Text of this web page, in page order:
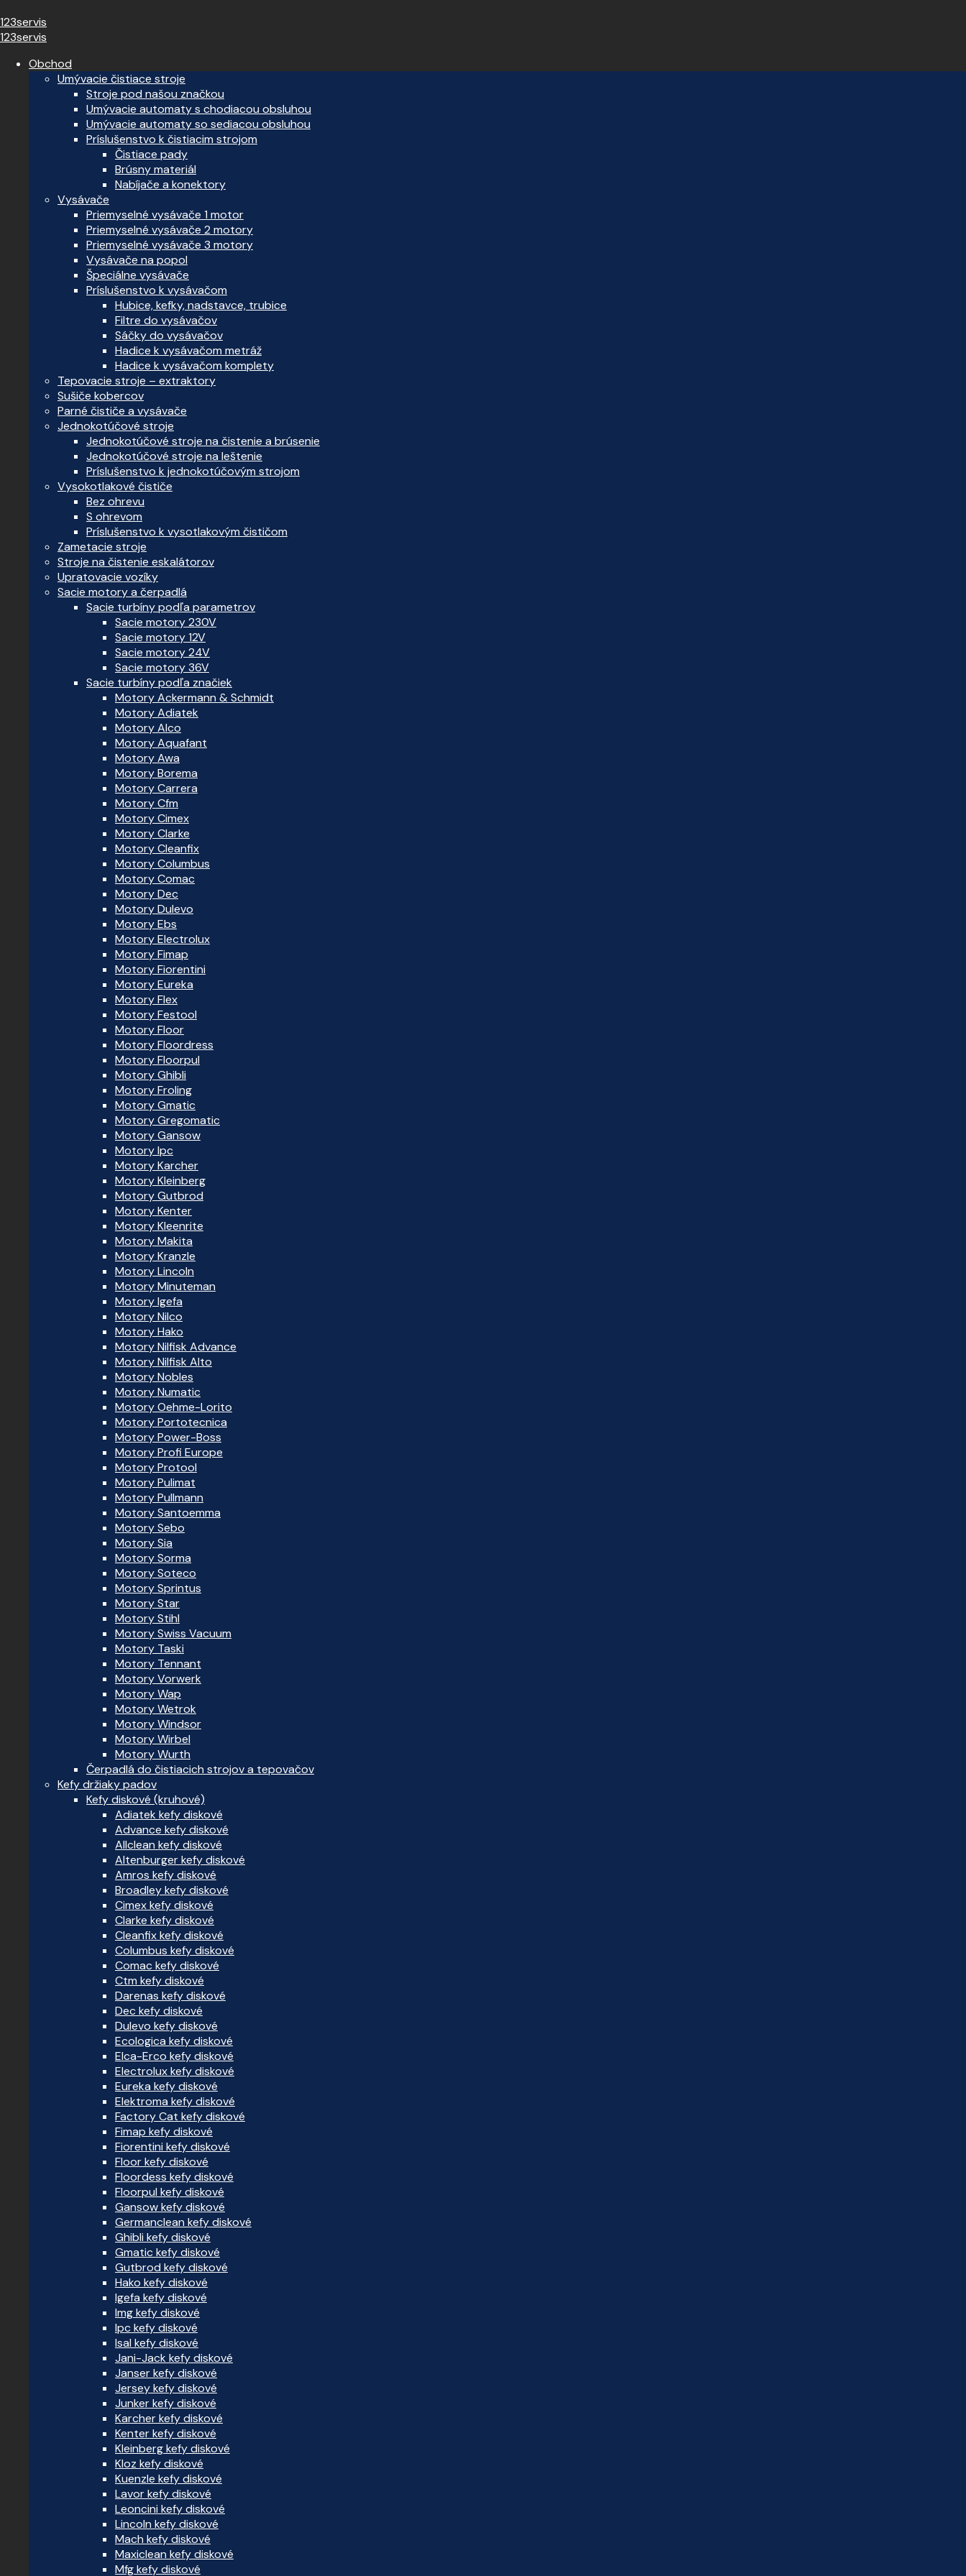
123servis
123servis
Obchod
Umývacie čistiace stroje
Stroje pod našou značkou
Umývacie automaty s chodiacou obsluhou
Umývacie automaty so sediacou obsluhou
Príslušenstvo k čistiacim strojom
Čistiace pady
Brúsny materiál
Nabíjače a konektory
Vysávače
Priemyselné vysávače 1 motor
Priemyselné vysávače 2 motory
Priemyselné vysávače 3 motory
Vysávače na popol
Špeciálne vysávače
Príslušenstvo k vysávačom
Hubice, kefky, nadstavce, trubice
Filtre do vysávačov
Sáčky do vysávačov
Hadice k vysávačom metráž
Hadice k vysávačom komplety
Tepovacie stroje – extraktory
Sušiče kobercov
Parné čističe a vysávače
Jednokotúčové stroje
Jednokotúčové stroje na čistenie a brúsenie
Jednokotúčové stroje na leštenie
Príslušenstvo k jednokotúčovým strojom
Vysokotlakové čističe
Bez ohrevu
S ohrevom
Príslušenstvo k vysotlakovým čističom
Zametacie stroje
Stroje na čistenie eskalátorov
Upratovacie vozíky
Sacie motory a čerpadlá
Sacie turbíny podľa parametrov
Sacie motory 230V
Sacie motory 12V
Sacie motory 24V
Sacie motory 36V
Sacie turbíny podľa značiek
Motory Ackermann & Schmidt
Motory Adiatek
Motory Alco
Motory Aquafant
Motory Awa
Motory Borema
Motory Carrera
Motory Cfm
Motory Cimex
Motory Clarke
Motory Cleanfix
Motory Columbus
Motory Comac
Motory Dec
Motory Dulevo
Motory Ebs
Motory Electrolux
Motory Fimap
Motory Fiorentini
Motory Eureka
Motory Flex
Motory Festool
Motory Floor
Motory Floordress
Motory Floorpul
Motory Ghibli
Motory Froling
Motory Gmatic
Motory Gregomatic
Motory Gansow
Motory Ipc
Motory Karcher
Motory Kleinberg
Motory Gutbrod
Motory Kenter
Motory Kleenrite
Motory Makita
Motory Kranzle
Motory Lincoln
Motory Minuteman
Motory Igefa
Motory Nilco
Motory Hako
Motory Nilfisk Advance
Motory Nilfisk Alto
Motory Nobles
Motory Numatic
Motory Oehme-Lorito
Motory Portotecnica
Motory Power-Boss
Motory Profi Europe
Motory Protool
Motory Pulimat
Motory Pullmann
Motory Santoemma
Motory Sebo
Motory Sia
Motory Sorma
Motory Soteco
Motory Sprintus
Motory Star
Motory Stihl
Motory Swiss Vacuum
Motory Taski
Motory Tennant
Motory Vorwerk
Motory Wap
Motory Wetrok
Motory Windsor
Motory Wirbel
Motory Wurth
Čerpadlá do čistiacich strojov a tepovačov
Kefy držiaky padov
Kefy diskové (kruhové)
Adiatek kefy diskové
Advance kefy diskové
Allclean kefy diskové
Altenburger kefy diskové
Amros kefy diskové
Broadley kefy diskové
Cimex kefy diskové
Clarke kefy diskové
Cleanfix kefy diskové
Columbus kefy diskové
Comac kefy diskové
Ctm kefy diskové
Darenas kefy diskové
Dec kefy diskové
Dulevo kefy diskové
Ecologica kefy diskové
Elca-Erco kefy diskové
Electrolux kefy diskové
Eureka kefy diskové
Elektroma kefy diskové
Factory Cat kefy diskové
Fimap kefy diskové
Fiorentini kefy diskové
Floor kefy diskové
Floordess kefy diskové
Floorpul kefy diskové
Gansow kefy diskové
Germanclean kefy diskové
Ghibli kefy diskové
Gmatic kefy diskové
Gutbrod kefy diskové
Hako kefy diskové
Igefa kefy diskové
Img kefy diskové
Ipc kefy diskové
Isal kefy diskové
Jani-Jack kefy diskové
Janser kefy diskové
Jersey kefy diskové
Junker kefy diskové
Karcher kefy diskové
Kenter kefy diskové
Kleinberg kefy diskové
Kloz kefy diskové
Kuenzle kefy diskové
Lavor kefy diskové
Leoncini kefy diskové
Lincoln kefy diskové
Mach kefy diskové
Maxiclean kefy diskové
Mfg kefy diskové